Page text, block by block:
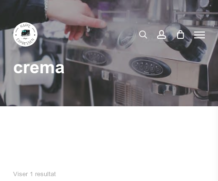
main
content
searchaccount
Menu
crema
Viser 1 resultat